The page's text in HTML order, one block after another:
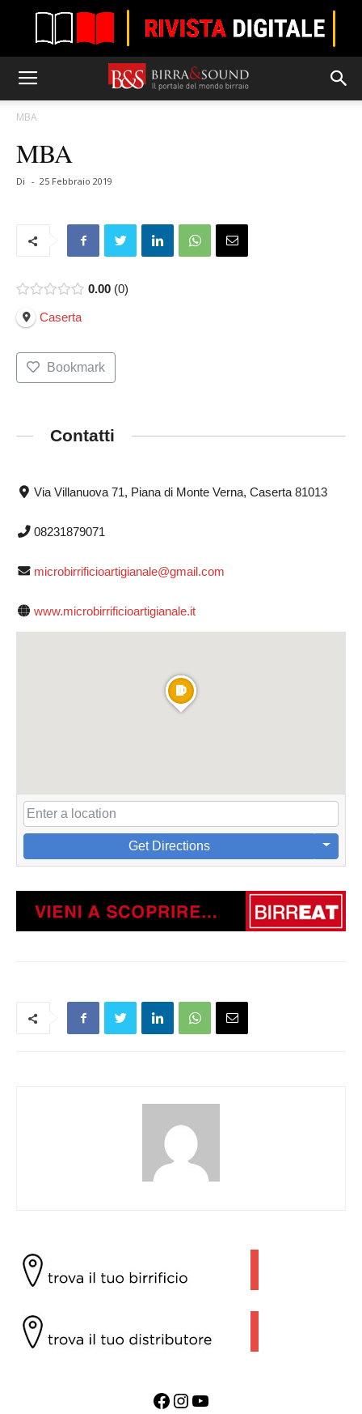
MBA
MBA
Di - 25 Febbraio 2019
0.00 0
Caserta
Bookmark
Contatti
Via Villanuova 71, Piana di Monte Verna, Caserta 81013
08231879071
microbirrificioartigianale@gmail.com
www.microbirrificioartigianale.it
Get Directions
Facebook InstagramYouTube